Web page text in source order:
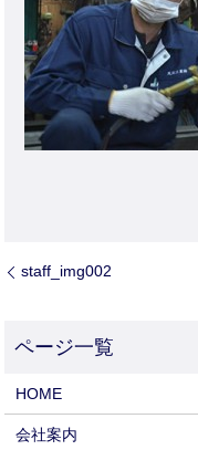
staff_img002
HOME
会社案内